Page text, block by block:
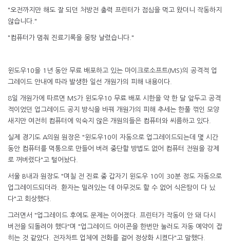
"오전까지만 해도 잘 되던 처방전 출력 프린터가 점심을 먹고 왔더니 작동하지
않습니다."
"컴퓨터가 멈춰 진료기록을 몽땅 날렸습니다."
윈도우10을 1년 동안 무료 배포하고 있는 마이크로소프트(MS)의 공격적 업
그레이드 안내에 따라 발생한 일선 개원가의 피해 내용이다.
8일 개원가에 따르면 MS가 윈도우10 무료 배포 시한을 약 한 달 앞두고 공격
적이었던 업그레이드 공지 방식을 바꿔 개원가의 피해 추세는 한풀 꺾인 모양
새지만 여전히 컴퓨터에 익숙지 않은 개원의들은 컴퓨터와 씨름하고 있다.
실제 경기도 A의원 원장은 "윈도우10이 자동으로 업그레이드되는데 몇 시간
동안 컴퓨터를 먹통으로 만들어 버려 중단할 방법도 없어 컴퓨터 전원을 강제
로 꺼버렸다"고 털어놨다.
서울 B내과 원장도 "며칠 전 진료 중 갑자기 윈도우 10이 30분 정도 자동으로
업그레이드되더라. 환자는 밀려있는 데 아무것도 할 수 없어 식은땀이 다 났
다"고 회상했다.
그러면서 "업그레이드 후에도 문제는 이어졌다. 프린터가 작동이 안 돼 다시
버전을 되돌려야 했다"며 "업그레이드 아이콘을 한번만 눌러도 자동 예약이 잡
히는 것 같았다. 전자차트 업체에 전화를 걸어 정상화 시켰다"고 말했다.